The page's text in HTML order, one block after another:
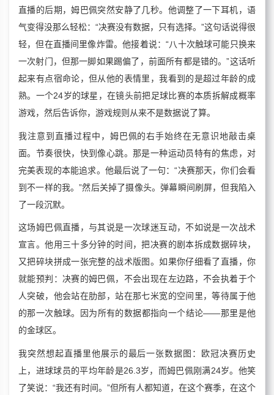
直播的后期，姆巴佩突然安静了几秒。他调整了一下耳机，语
气变得没那么轻松：“决赛没有数据，只有选择。”这句话说得很
轻，但在直播间里像炸雷。他接着说：“八十次触球可能只换来
一次射门，但那一脚如果踢偏了，前面所有都是错的。”这话听
起来有点宿命论，但从他的表情里，我看到的是超过年龄的成
熟。一个24岁的球星，在镜头前把足球比赛的本质拆解成概率
游戏，然后告诉你，游戏规则从来不是数据说了算。
我注意到直播过程中，姆巴佩的右手始终在无意识地敲击桌
面。节奏很快，快到像心跳。那是一种运动员特有的焦虑，对
完美表现的本能追求。他最后说了一句：“决赛那天，你们会看
到不一样的我。”然后关掉了摄像头。弹幕瞬间刷屏，但我陷入
了一段沉默。
这场姆巴佩直播，与其说是一次球迷互动，不如说是一次战术
宣言。他用三十多分钟的时间，把决赛的剧本拆成数据碎块，
又把碎块拼成一张完整的战术版图。如果你仔细看了直播，你
就能预判：决赛的姆巴佩，不会出现在左边路，不会执着于个
人突破，他会站在肋部，站在那七米宽的空间里，等待属于他
的那一次触球。因为所有的数据都指向一个结论——那里是他
的金球区。
我突然想起直播里他展示的最后一张数据图：欧冠决赛历史
上，进球球员的平均年龄是26.3岁，而姆巴佩刚满24岁。他笑
了笑说：“我还有时间。”但所有人都知道，在这个赛季，在这个